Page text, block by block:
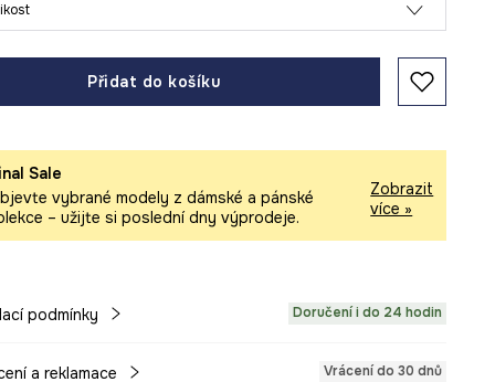
Přidat do košíku
Sale
vybrané modely z dámské a pánské
– užijte si poslední dny výprodeje.
Zobrazit
více »
podmínky Doručení i do 24 hodin
a reklamace Vrácení do 30 dnů